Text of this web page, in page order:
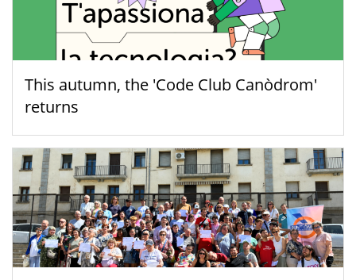
This autumn, the 'Code Club Canòdrom'
returns